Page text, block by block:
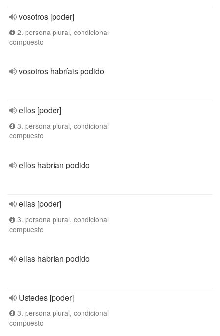
vosotros [poder]
2. persona plural, condicional
compuesto
vosotros habríais podido
ellos [poder]
3. persona plural, condicional
compuesto
ellos habrían podido
ellas [poder]
3. persona plural, condicional
compuesto
ellas habrían podido
Ustedes [poder]
3. persona plural, condicional
compuesto